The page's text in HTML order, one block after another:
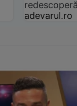
adevarul.ro